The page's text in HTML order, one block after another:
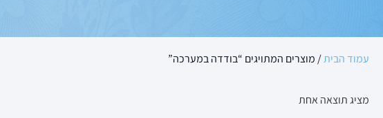
עמוד הבית/ מוצרים המתויגים “בודדה במערכה”
מציג תוצאה אחת